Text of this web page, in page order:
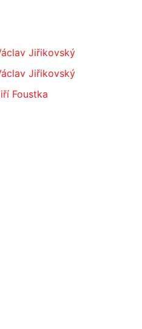
Jiřikovský
Jiřikovský
Foustka